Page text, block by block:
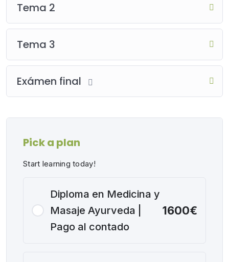
Tema 2
Tema 3
Exámen final
Pick a plan
Start learning today!
Diploma en Medicina y
Masaje Ayurveda |
Pago al contado
1600€